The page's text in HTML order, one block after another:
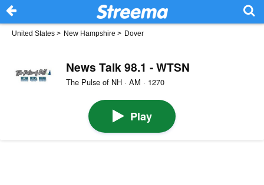
United States > New Hampshire > Dover
News Talk 98.1 - WTSN
The Pulse of NH · AM · 1270
Play